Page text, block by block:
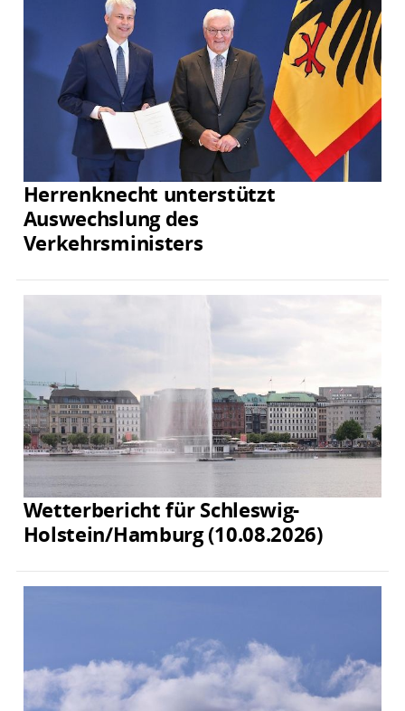
Herrenknecht unterstützt
Auswechslung des
Verkehrsministers
Wetterbericht für Schleswig-
Holstein/Hamburg (10.08.2026)